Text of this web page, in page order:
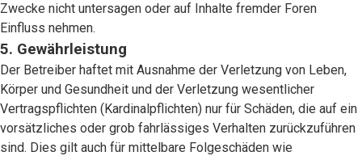
Zwecke nicht untersagen oder auf Inhalte fremder Foren
Einfluss nehmen.
5. Gewährleistung
Der Betreiber haftet mit Ausnahme der Verletzung von Leben,
Körper und Gesundheit und der Verletzung wesentlicher
Vertragspflichten (Kardinalpflichten) nur für Schäden, die auf ein
vorsätzliches oder grob fahrlässiges Verhalten zurückzuführen
sind. Dies gilt auch für mittelbare Folgeschäden wie